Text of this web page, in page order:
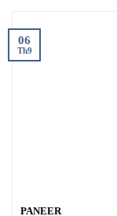
PANEER
06
Th9